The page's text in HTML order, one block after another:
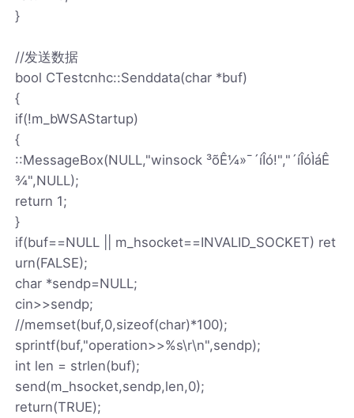
}
//发送数据
bool CTestcnhc::Senddata(char *buf)
{
if(!m_bWSAStartup)
{
::MessageBox(NULL,"winsock ³õÊ¼»¯´íÎó!","´íÎóÌáÊ
¾",NULL);
return 1;
}
if(buf==NULL || m_hsocket==INVALID_SOCKET) ret
urn(FALSE);
char *sendp=NULL;
cin>>sendp;
//memset(buf,0,sizeof(char)*100);
sprintf(buf,"operation>>%s\r\n",sendp);
int len = strlen(buf);
send(m_hsocket,sendp,len,0);
return(TRUE);